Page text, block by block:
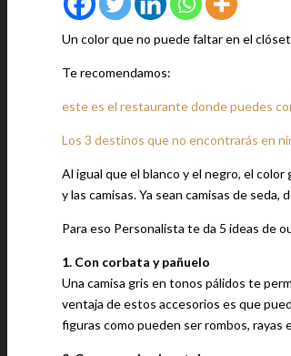
Un color que no puede faltar en el
Te recomendamos:
este es el restaurante donde puedes
Los 3 destinos que no encontrarás en
Al igual que el blanco y el negro, el
y las camisas. Ya sean camisas de
Para eso Personalista te da 5 ideas de
1. Con corbata y pañuelo
Una camisa gris en tonos pálidos te
ventaja de estos accesorios es que
figuras como pueden ser rombos, rayas